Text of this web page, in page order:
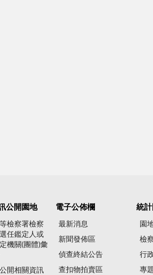
公開園地
檢察署檢察
任鑑定人或
機關(團體)彙
開相關資訊
電子公佈欄
最新消息
新聞發佈區
偵查終結公告
查扣物拍賣區
統
園
檢
行
專